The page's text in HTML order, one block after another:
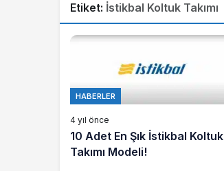
Etiket: İstikbal Koltuk Takımı
HABERLER
4 yıl önce
10 Adet En Şık İstikbal Koltuk
Takımı Modeli!